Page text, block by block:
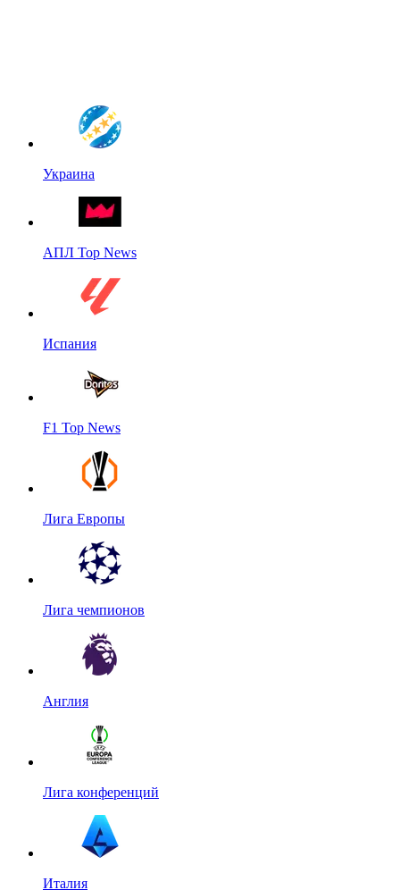
Украина
АПЛ Top News
Испания
F1 Top News
Лига Европы
Лига чемпионов
Англия
Лига конференций
Италия